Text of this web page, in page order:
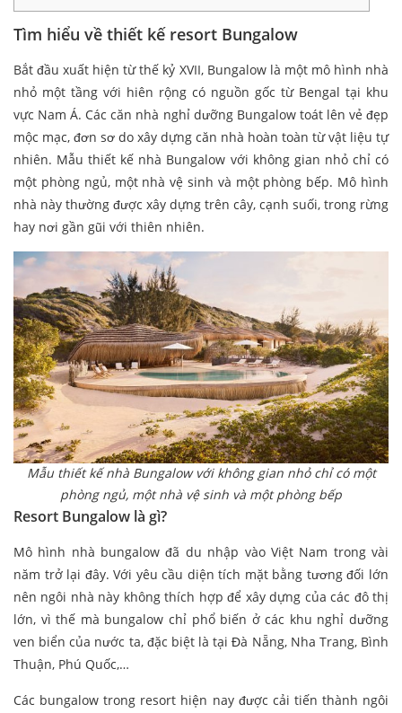
Tìm hiểu về thiết kế resort Bungalow
Bắt đầu xuất hiện từ thế kỷ XVII, Bungalow là một mô hình nhà
nhỏ một tầng với hiên rộng có nguồn gốc từ Bengal tại khu
vực Nam Á. Các căn nhà nghỉ dưỡng Bungalow toát lên vẻ đẹp
mộc mạc, đơn sơ do xây dựng căn nhà hoàn toàn từ vật liệu tự
nhiên. Mẫu thiết kế nhà Bungalow với không gian nhỏ chỉ có
một phòng ngủ, một nhà vệ sinh và một phòng bếp. Mô hình
nhà này thường được xây dựng trên cây, cạnh suối, trong rừng
hay nơi gần gũi với thiên nhiên.
Mẫu thiết kế nhà Bungalow với không gian nhỏ chỉ có một
phòng ngủ, một nhà vệ sinh và một phòng bếp
Resort Bungalow là gì?
Mô hình nhà bungalow đã du nhập vào Việt Nam trong vài
năm trở lại đây. Với yêu cầu diện tích mặt bằng tương đối lớn
nên ngôi nhà này không thích hợp để xây dựng của các đô thị
lớn, vì thế mà bungalow chỉ phổ biến ở các khu nghỉ dưỡng
ven biển của nước ta, đặc biệt là tại Đà Nẵng, Nha Trang, Bình
Thuận, Phú Quốc,…
Các bungalow trong resort hiện nay được cải tiến thành ngôi